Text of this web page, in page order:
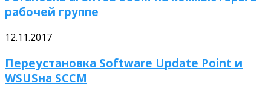
рабочей группе
12.11.2017
Переустановка Software Update Point и
WSUSна SCCM